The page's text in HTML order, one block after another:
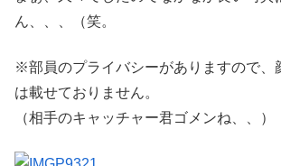
ん、、、（笑。
※部員のプライバシーがありますので、
は載せておりません。
（相手のキャッチャー君ゴメンね、、）